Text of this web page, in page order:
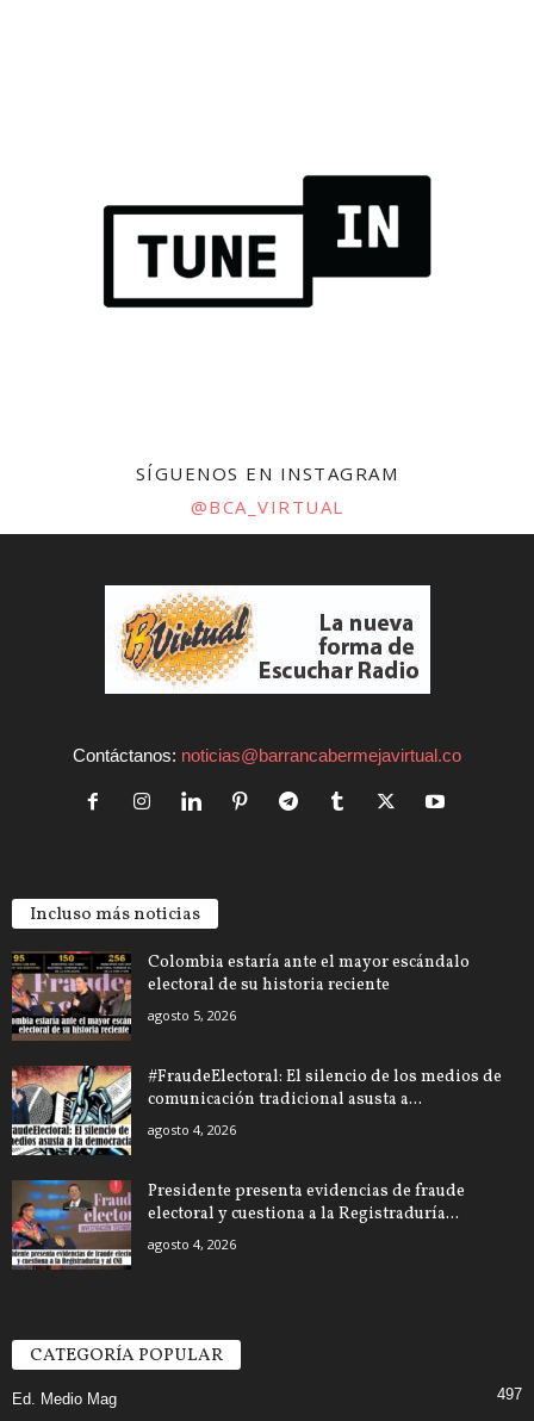
SÍGUENOS EN INSTAGRAM
@BCA_VIRTUAL
Contáctanos: noticias@barrancabermejavirtual.co
Incluso más noticias
Colombia estaría ante el mayor escándalo
electoral de su historia reciente
agosto 5, 2026
#FraudeElectoral: El silencio de los medios de
comunicación tradicional asusta a...
agosto 4, 2026
Presidente presenta evidencias de fraude
electoral y cuestiona a la Registraduría...
agosto 4, 2026
CATEGORÍA POPULAR
Ed. Medio Mag
497